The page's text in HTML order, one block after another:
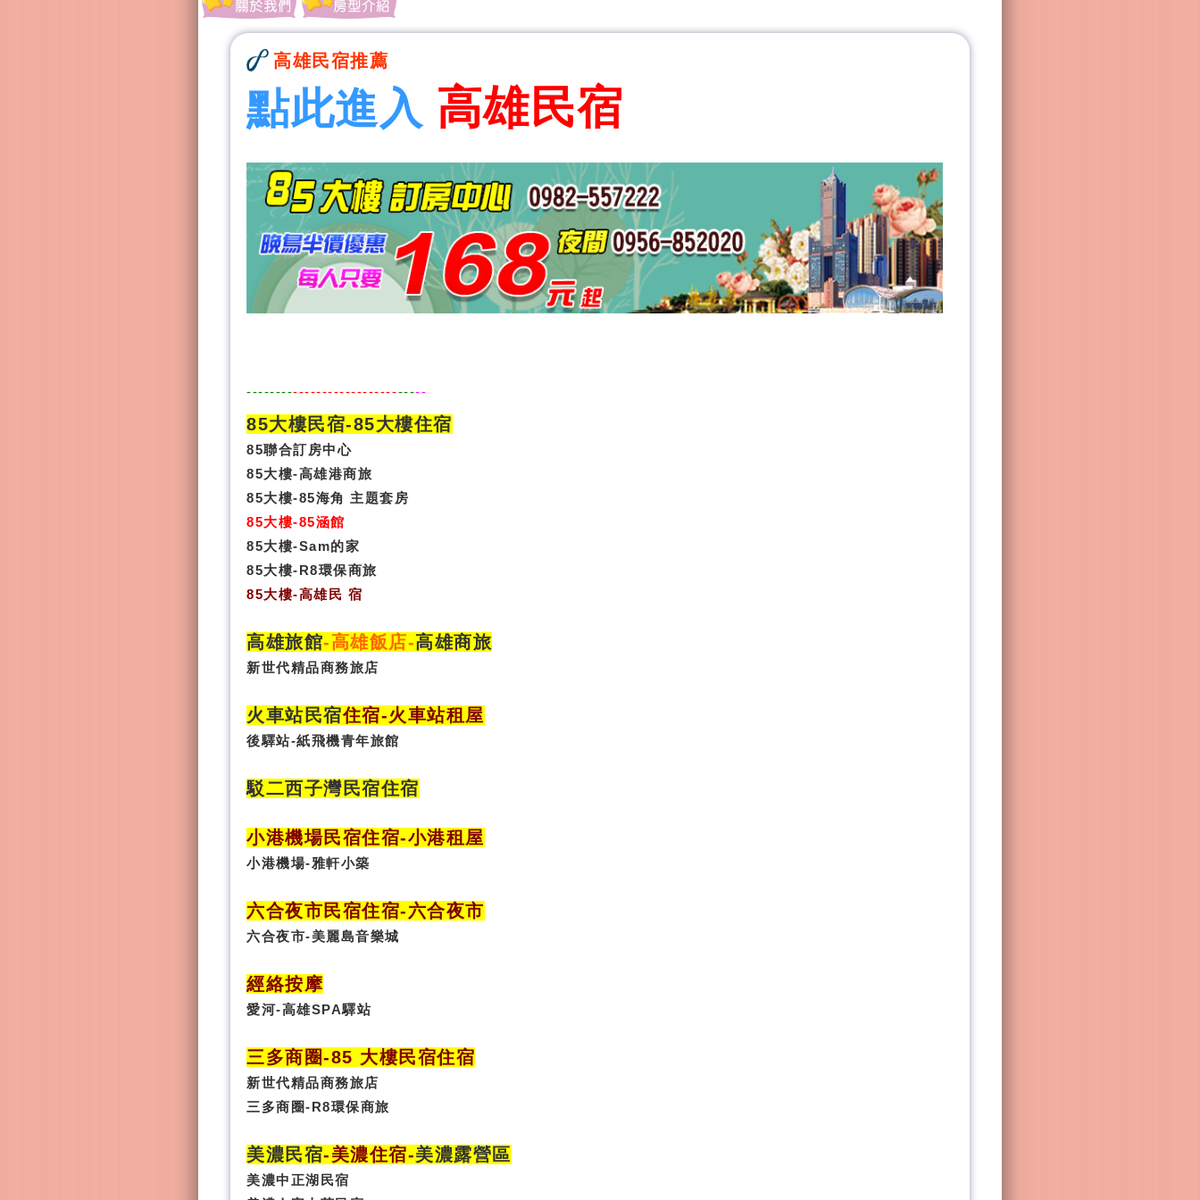
高雄民宿推薦
點此進入 高雄民宿
-------------------------------
85大樓民宿-85大樓住宿
85聯合訂房中心
85大樓-高雄港商旅
85大樓-85海角 主題套房
85大樓-85涵館
85大樓-Sam的家
85大樓-R8環保商旅
85大樓-高雄民 宿
高雄旅館-高雄飯店-高雄商旅
新世代精品商務旅店
火車站民宿住宿-火車站租屋
後驛站-紙飛機青年旅館
駁二西子灣民宿住宿
小港機場民宿住宿-小港租屋
小港機場-雅軒小築
六合夜市民宿住宿-六合夜市
六合夜市-美麗島音樂城
經絡按摩
愛河-高雄SPA驛站
三多商圈-85 大樓民宿住宿
新世代精品商務旅店
三多商圈-R8環保商旅
美濃民宿-美濃住宿-美濃露營區
美濃中正湖民宿